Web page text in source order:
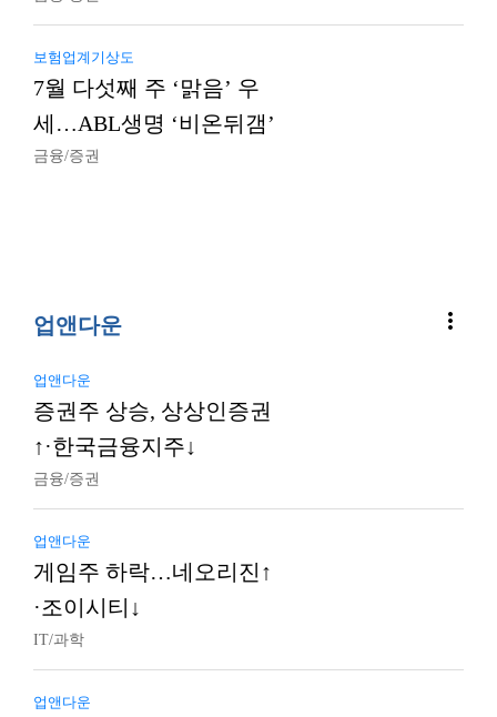
보험업계기상도
7월 다섯째 주 ‘맑음’ 우
세…ABL생명 ‘비온뒤갬’
금융/증권
업앤다운 more_vert
업앤다운
증권주 상승, 상상인증권
↑·한국금융지주↓
금융/증권
업앤다운
게임주 하락…네오리진↑
·조이시티↓
IT/과학
업앤다운